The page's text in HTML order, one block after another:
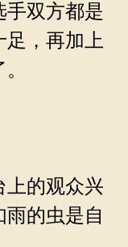
双方都是
，再加上
的观众兴
的虫是自